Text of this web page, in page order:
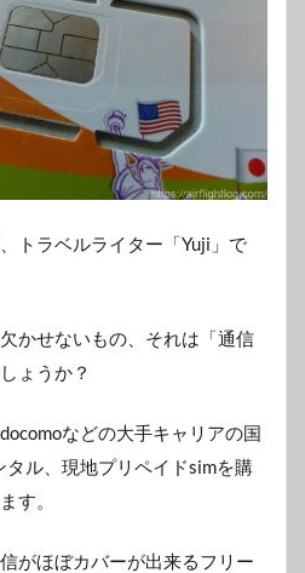
トラベルライター「Yuji」で
かせないもの、それは「通信
ょうか？
などの大手キャリアの国
ル、現地プリペイドsimを購
す。
がほぼカバーが出来るフリー